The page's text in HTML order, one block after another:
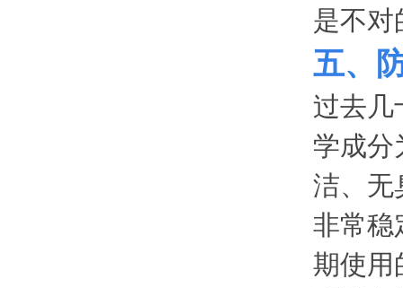
是不对
五、
过去几
学成分
洁、无
非常稳
期使用